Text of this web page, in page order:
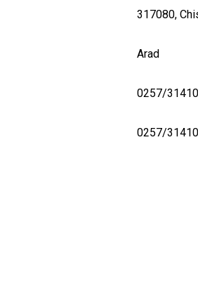
317080,
Arad
0257/
0257/